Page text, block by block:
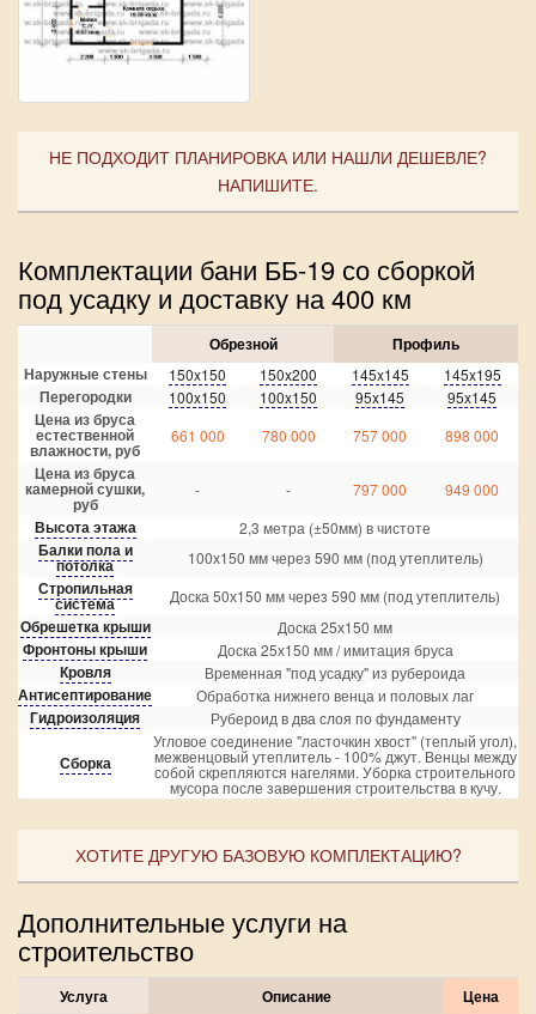
НЕ ПОДХОДИТ ПЛАНИРОВКА ИЛИ НАШЛИ ДЕШЕВЛЕ?
НАПИШИТЕ.
Комплектации бани ББ-19 со сборкой
под усадку и доставку на 400 км
Обрезной
Профиль
Наружные стены
150x150 150x200 145x145 145x195
Перегородки 100x150 100x150 95x145 95x145
Цена из бруса
естественной
влажности, руб
661 000 780 000 757 000 898 000
Цена из бруса
камерной сушки,
руб
- - 797 000 949 000
Высота этажа 2,3 метра (±50мм) в чистоте
Балки пола и
потолка 100х150 мм через 590 мм (под утеплитель)
Стропильная
система Доска 50х150 мм через 590 мм (под утеплитель)
Обрешетка крыши Доска 25х150 мм
Фронтоны крыши Доска 25х150 мм / имитация бруса
Кровля Временная "под усадку" из рубероида
Антисептирование Обработка нижнего венца и половых лаг
Гидроизоляция Рубероид в два слоя по фундаменту
Сборка
Угловое соединение "ласточкин хвост" (теплый угол),
межвенцовый утеплитель - 100% джут. Венцы между
собой скрепляются нагелями. Уборка строительного
мусора после завершения строительства в кучу.
ХОТИТЕ ДРУГУЮ БАЗОВУЮ КОМПЛЕКТАЦИЮ?
Дополнительные услуги на
строительство
Услуга Описание Цена